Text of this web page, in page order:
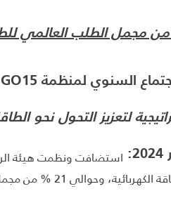
السنوي لمنظمة
لتعزيز التحول نحو
تغطي ما يقرب من